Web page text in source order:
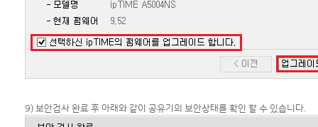
9) 보안검사 완료 후 아래와 같이 공유기의 보안상태를 확인 할 수 있습니다.